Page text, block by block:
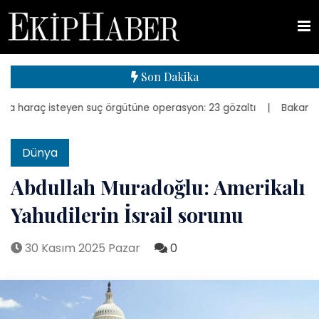
Son Dakika
isteyen suç örgütüne operasyon: 23 gözaltı | Bakan Kurum,
Dünya
Abdullah Muradoğlu: Amerikalı
Yahudilerin İsrail sorunu
30 Kasım 2025 Pazar 0